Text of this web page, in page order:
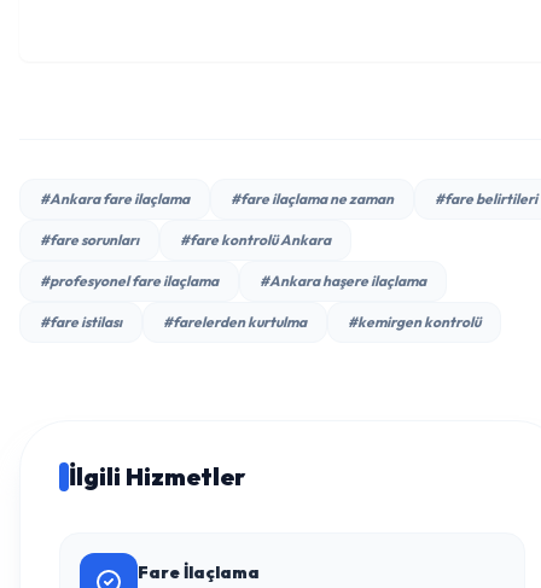
#Ankara fare ilaçlama #fare ilaçlama ne zaman #fare belirtileri
#fare sorunları #fare kontrolü Ankara
#profesyonel fare ilaçlama #Ankara haşere ilaçlama
#fare istilası #farelerden kurtulma #kemirgen kontrolü
İlgili Hizmetler
Fare İlaçlama